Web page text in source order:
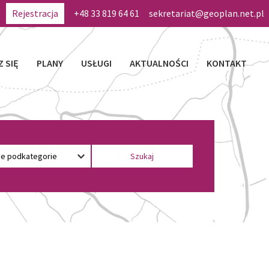
Rejestracja +48 33 819 64 61 sekretariat@geoplan.net.pl
SIĘ PLANY USŁUGI AKTUALNOŚCI KONTAKT